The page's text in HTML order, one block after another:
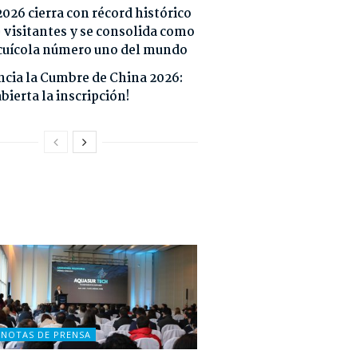
cierra con récord histórico
visitantes y se consolida como
número uno del mundo
la Cumbre de China 2026:
la inscripción!
NOTAS DE PRENSA